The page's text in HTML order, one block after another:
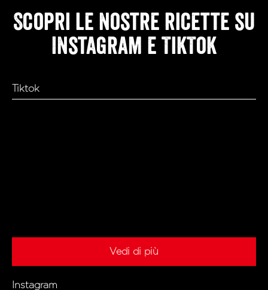
Scopri le nostre ricette su
Instagram e TikTok
Tiktok
Vedi di più
Instagram